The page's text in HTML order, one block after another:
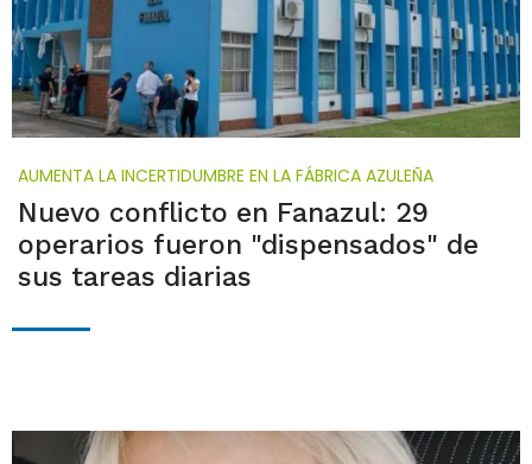
AUMENTA LA INCERTIDUMBRE EN LA FÁBRICA AZULEÑA
Nuevo conflicto en Fanazul: 29
operarios fueron "dispensados" de
sus tareas diarias